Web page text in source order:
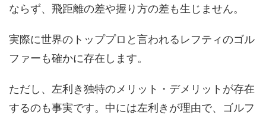
ならず、飛距離の差や握り方の差も生じません。
実際に世界のトッププロと言われるレフティのゴル
ファーも確かに存在します。
ただし、左利き独特のメリット・デメリットが存在
するのも事実です。中には左利きが理由で、ゴルフ